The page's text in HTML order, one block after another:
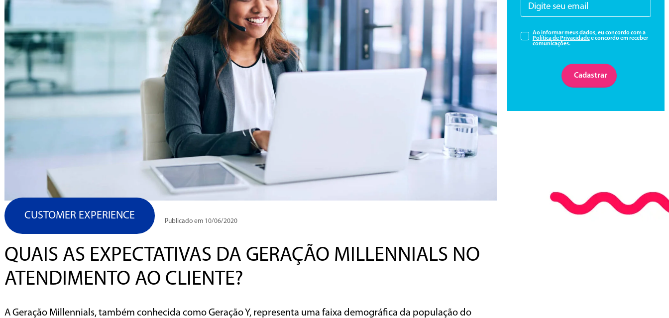
CUSTOMER EXPERIENCE Publicado em 10/06/2020
QUAIS AS EXPECTATIVAS DA GERAÇÃO MILLENNIALS NO
ATENDIMENTO AO CLIENTE?
A Geração Millennials, também conhecida como Geração Y, representa uma faixa demográfica da população do
Ao informar meus dados, eu concordo com a
Política de Privacidadee concordo em receber
comunicações.
Cadastrar